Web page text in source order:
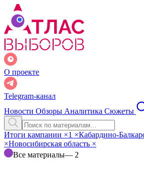
О проекте
Telegram-канал
Новости Обзоры Аналитика Сюжеты
Итоги кампании ×1 ×Кабардино-
×Новосибирская область ×
Все материалы— 2